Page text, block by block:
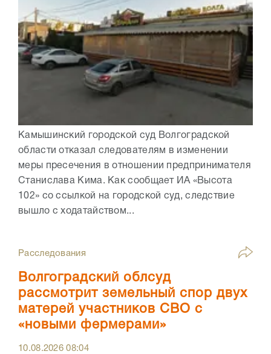
Камышинский городской суд Волгоградской
области отказал следователям в изменении
меры пресечения в отношении предпринимателя
Станислава Кима. Как сообщает ИА «Высота
102» со ссылкой на городской суд, следствие
вышло с ходатайством...
Расследования
Волгоградский облсуд
рассмотрит земельный спор двух
матерей участников СВО с
«новыми фермерами»
10.08.202608:04